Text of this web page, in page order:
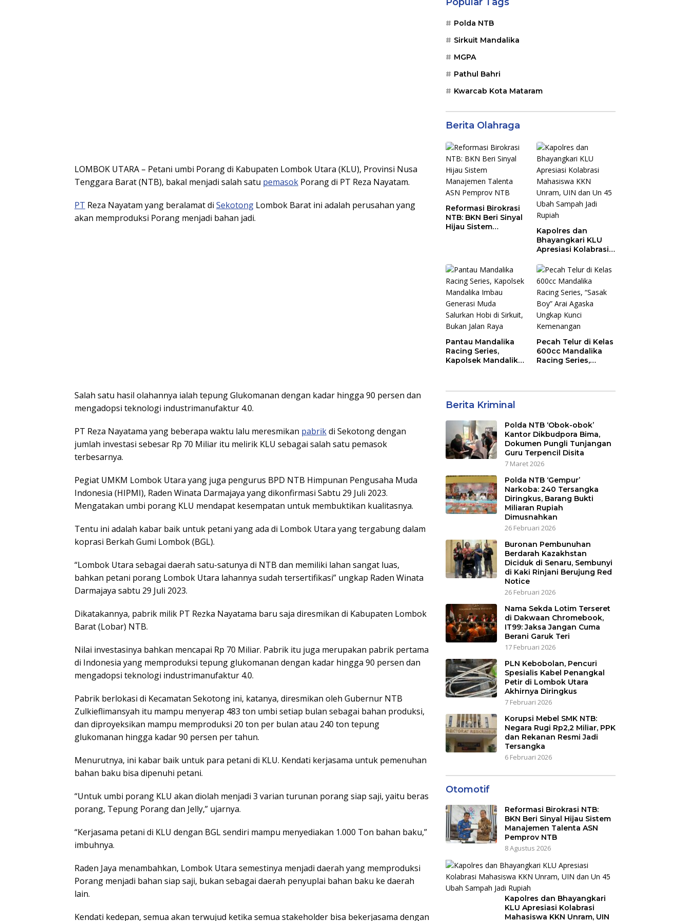
LOMBOK UTARA – Petani umbi Porang di Kabupaten Lombok Utara (KLU), Provinsi Nusa
Tenggara Barat (NTB), bakal menjadi salah satu pemasok Porang di PT Reza Nayatam.
PT Reza Nayatam yang beralamat di Sekotong Lombok Barat ini adalah perusahan yang
akan memproduksi Porang menjadi bahan jadi.
Salah satu hasil olahannya ialah tepung Glukomanan dengan kadar hingga 90 persen dan
mengadopsi teknologi industrimanufaktur 4.0.
PT Reza Nayatama yang beberapa waktu lalu meresmikan pabrikdi Sekotong dengan
jumlah investasi sebesar Rp 70 Miliar itu melirik KLU sebagai salah satu pemasok
terbesarnya.
Pegiat UMKM Lombok Utara yang juga pengurus BPD NTB Himpunan Pengusaha Muda
Indonesia (HIPMI), Raden Winata Darmajaya yang dikonfirmasi Sabtu 29 Juli 2023.
Mengatakan umbi porang KLU mendapat kesempatan untuk membuktikan kualitasnya.
Tentu ini adalah kabar baik untuk petani yang ada di Lombok Utara yang tergabung dalam
koprasi Berkah Gumi Lombok (BGL).
“Lombok Utara sebagai daerah satu-satunya di NTB dan memiliki lahan sangat luas,
bahkan petani porang Lombok Utara lahannya sudah tersertifikasi” ungkap Raden Winata
Darmajaya sabtu 29 Juli 2023.
Dikatakannya, pabrik milik PT Rezka Nayatama baru saja diresmikan di Kabupaten Lombok
Barat (Lobar) NTB.
Nilai investasinya bahkan mencapai Rp 70 Miliar. Pabrik itu juga merupakan pabrik pertama
di Indonesia yang memproduksi tepung glukomanan dengan kadar hingga 90 persen dan
mengadopsi teknologi industrimanufaktur 4.0.
Pabrik berlokasi di Kecamatan Sekotong ini, katanya, diresmikan oleh Gubernur NTB
Zulkieflimansyah itu mampu menyerap 483 ton umbi setiap bulan sebagai bahan produksi,
dan diproyeksikan mampu memproduksi 20 ton per bulan atau 240 ton tepung
glukomanan hingga kadar 90 persen per tahun.
Menurutnya, ini kabar baik untuk para petani di KLU. Kendati kerjasama untuk pemenuhan
bahan baku bisa dipenuhi petani.
“Untuk umbi porang KLU akan diolah menjadi 3 varian turunan porang siap saji, yaitu beras
porang, Tepung Porang dan Jelly,” ujarnya.
“Kerjasama petani di KLU dengan BGL sendiri mampu menyediakan 1.000 Ton bahan baku,”
imbuhnya.
Raden Jaya menambahkan, Lombok Utara semestinya menjadi daerah yang memproduksi
Porang menjadi bahan siap saji, bukan sebagai daerah penyuplai bahan baku ke daerah
lain.
Kendati kedepan, semua akan terwujud ketika semua stakeholder bisa bekerjasama dengan
Polda NTB
Sirkuit Mandalika
MGPA
Pathul Bahri
Kwarcab Kota Mataram
Berita Olahraga
Reformasi Birokrasi
NTB: BKN Beri Sinyal
Hijau Sistem
Kapolres dan
Bhayangkari KLU
Apresiasi Kolabrasi
Unram, UIN dan Un
45 Ubah Sampah
Jadi Rupiah
Pantau Mandalika
Racing Series,
Kapolsek Mandalika
Pecah Telur di Kelas
600cc Mandalika
Racing Series,
Berita Kriminal
Polda NTB ‘Obok-obok’
Kantor Dikbudpora Bima,
Dokumen Pungli Tunjangan
Guru Terpencil Disita
7 Maret 2026
Polda NTB ‘Gempur’
Narkoba: 240 Tersangka
Diringkus, Barang Bukti
Miliaran Rupiah
Dimusnahkan
26 Februari 2026
Buronan Pembunuhan
Berdarah Kazakhstan
Diciduk di Senaru, Sembunyi
di Kaki Rinjani Berujung Red
Notice
26 Februari 2026
Nama Sekda Lotim Terseret
di Dakwaan Chromebook,
IT99: Jaksa Jangan Cuma
Berani Garuk Teri
17 Februari 2026
PLN Kebobolan, Pencuri
Spesialis Kabel Penangkal
Petir di Lombok Utara
Akhirnya Diringkus
7 Februari 2026
Korupsi Mebel SMK NTB:
Negara Rugi Rp2,2 Miliar, PPK
dan Rekanan Resmi Jadi
Tersangka
6 Februari 2026
Otomotif
Reformasi Birokrasi NTB:
BKN Beri Sinyal Hijau Sistem
Manajemen Talenta ASN
Pemprov NTB
8 Agustus 2026
Kapolres dan Bhayangkari
KLU Apresiasi Kolabrasi
Mahasiswa KKN Unram, UIN